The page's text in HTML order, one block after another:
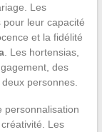
Les
leur capacité
et la fidélité
. Les hortensias,
des
personnes.
personnalisation
Les